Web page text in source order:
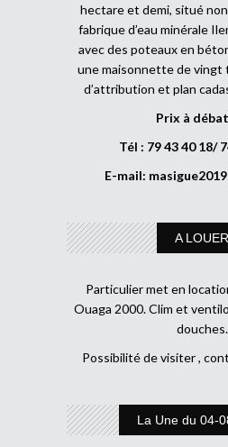
hectare et demi, situé non
fabrique d’eau minérale
avec des poteaux en
une maisonnette de
d’attribution et plan
Prix à
Tél : 79 43 40 18/
E-mail:
A LOUER
Particulier met en
Ouaga 2000. Clim et
douches.
Possibilité de visiter ,
La Une du 04-